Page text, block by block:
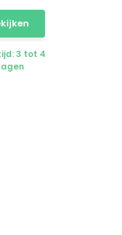
3 tot 4